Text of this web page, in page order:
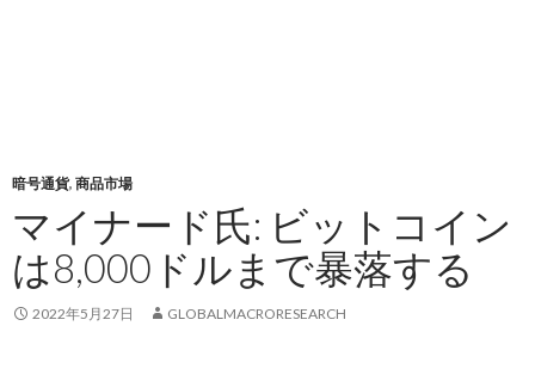
暗号通貨, 商品市場
マイナード氏: ビットコイン
は8,000ドルまで暴落する
2022年5月27日 GLOBALMACRORESEARCH